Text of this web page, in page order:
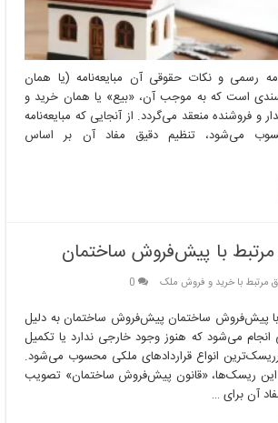
رسمی و نکات حقوقی آن مبایعه‌نامه (یا همان
سندی است که به موجب آن، «بیع» یا همان خرید و
فروشنده منعقد می‌گردد. از آنجایی که مبایعه‌نامه
می‌شود، تنظیم دقیق مفاد آن بر اساس
با پیش‌فروش ساختمان
مرتبط با خرید و فروش ملک 0
پیش‌فروش ساختمان پیش‌فروش ساختمان به دلیل
انجام می‌شود که هنوز وجود خارجی ندارد یا تکمیل
انواع قراردادهای ملکی محسوب می‌شود.
این ریسک‌ها، «قانون پیش‌فروش ساختمان» تصویب
آن برای …